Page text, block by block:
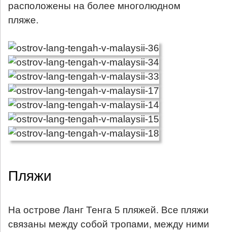
расположены на более многолюдном
пляже.
Пляжи
На острове Ланг Тенга 5 пляжей. Все пляжи
связаны между собой тропами, между ними